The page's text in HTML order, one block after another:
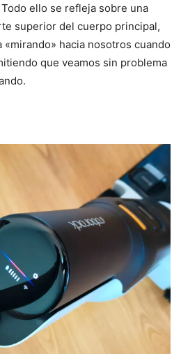
ello se refleja sobre una
superior del cuerpo principal,
hacia nosotros cuando
que veamos sin problema